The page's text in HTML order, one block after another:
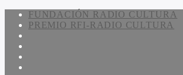
FUNDACIÓN RADIO CULTURA
PREMIO RFI-RADIO CULTURA